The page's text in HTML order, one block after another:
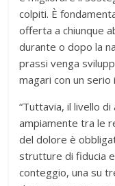
colpiti. È
offerta a chiunque
durante o dopo la
prassi venga
magari con un
“Tuttavia, il livello
ampiamente tra le
del dolore è
strutture di fiducia e
conteggio, una su